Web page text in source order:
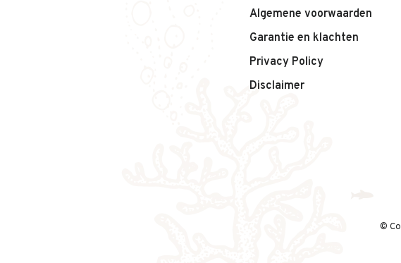
Algemene voorwaarden
Garantie en klachten
Privacy Policy
Disclaimer
©